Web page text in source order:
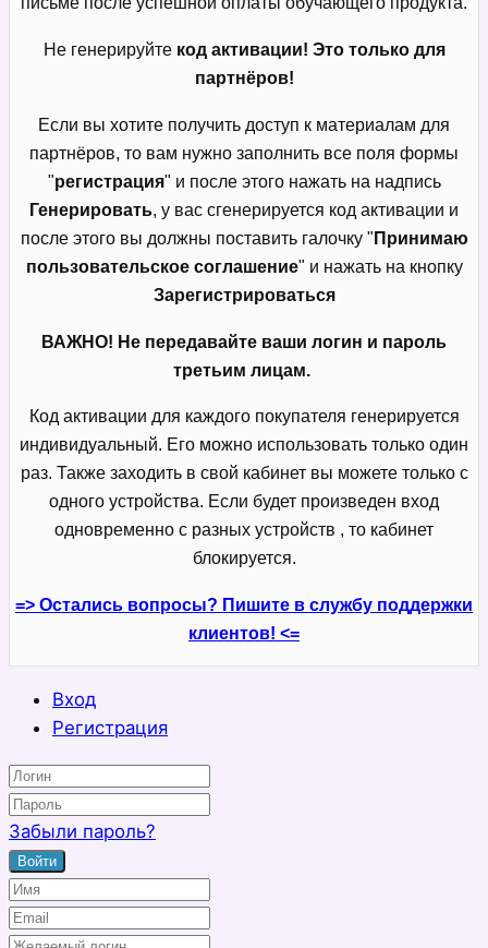
Не генерируйте код активации! Это только для
партнёров!
Если вы хотите получить доступ к материалам для
партнёров, то вам нужно заполнить все поля формы
"регистрация" и после этого нажать на надпись
Генерировать, у вас сгенерируется код активации и
после этого вы должны поставить галочку " Принимаю
пользовательское соглашение" и нажать на кнопку
Зарегистрироваться
ВАЖНО! Не передавайте ваши логин и пароль
третьим лицам.
Код активации для каждого покупателя генерируется
индивидуальный. Его можно использовать только один
раз. Также заходить в свой кабинет вы можете только с
одного устройства. Если будет произведен вход
одновременно с разных устройств , то кабинет
блокируется.
=> Остались вопросы? Пишите в службу поддержки
клиентов! <=
Вход
Регистрация
Забыли пароль?
Войти